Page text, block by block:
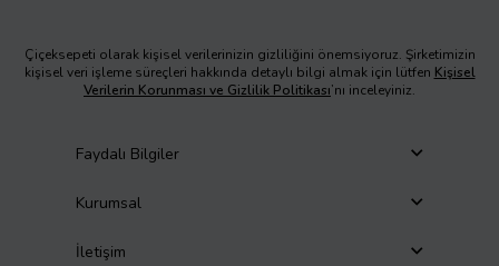
Çiçeksepeti olarak kişisel verilerinizin gizliliğini önemsiyoruz. Şirketimizin
kişisel veri işleme süreçleri hakkında detaylı bilgi almak için lütfen Kişisel
Verilerin Korunması ve Gizlilik Politikası’nı inceleyiniz.
Faydalı Bilgiler
Kurumsal
İletişim